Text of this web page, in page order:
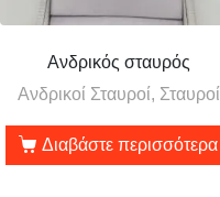
Ανδρικός σταυρός
Ανδρικοί Σταυροί, Σταυροί
Διαβάστε περισσότερα